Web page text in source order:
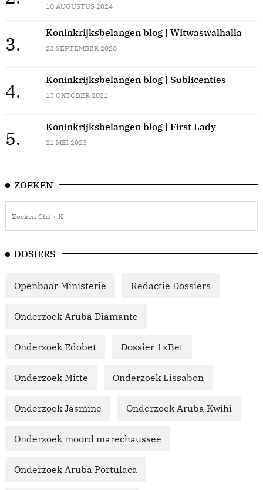
10 AUGUSTUS 2024
3.
Koninkrijksbelangen blog | Witwaswalhalla
23 SEPTEMBER 2020
4.
Koninkrijksbelangen blog | Sublicenties
13 OKTOBER 2021
5.
Koninkrijksbelangen blog | First Lady
21 MEI 2023
ZOEKEN
DOSIERS
Openbaar Ministerie Redactie Dossiers
Onderzoek Aruba Diamante
Onderzoek Edobet Dossier 1xBet
Onderzoek Mitte Onderzoek Lissabon
Onderzoek Jasmine Onderzoek Aruba Kwihi
Onderzoek moord marechaussee
Onderzoek Aruba Portulaca